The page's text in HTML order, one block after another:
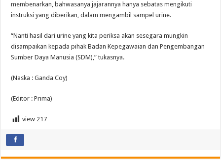
membenarkan, bahwasanya jajarannya hanya sebatas mengikuti
instruksi yang diberikan, dalam mengambil sampel urine.
“Nanti hasil dari urine yang kita periksa akan sesegara mungkin
disampaikan kepada pihak Badan Kepegawaian dan Pengembangan
Sumber Daya Manusia (SDM),” tukasnya.
(Naska : Ganda Coy)
(Editor : Prima)
view 217